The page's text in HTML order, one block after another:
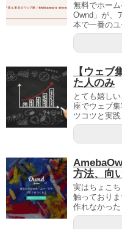
無料でホー
Ownd」が、
本で一番の
【ウェブ
た人のみ
とても嬉し
座でウェブ
ツコツと実
方法、向
実はちょこ
触っており
作れなかっ